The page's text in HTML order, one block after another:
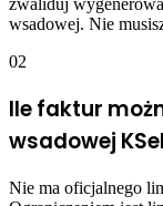
zwaliduj
wsadowej. Nie
02
Ile faktur
wsadowej
Nie ma oficjalnego